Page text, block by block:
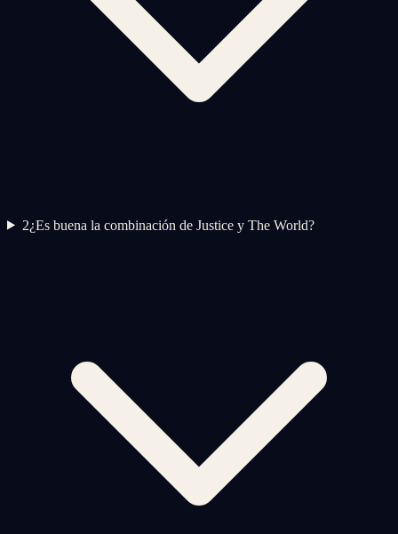
2¿Es buena la combinación de Justice y The World?